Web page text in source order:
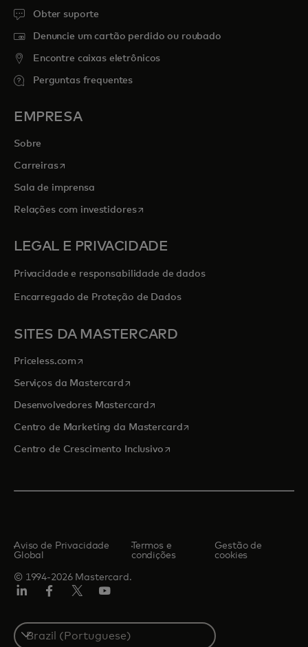
Obter suporte
Denuncie um cartão perdido ou roubado
Encontre caixas eletrônicos
Perguntas frequentes
EMPRESA
Sobre
Carreirasabre em uma nova guia
Sala de imprensa
Relações com investidoresabre em uma nova guia
LEGAL E PRIVACIDADE
Privacidade e responsabilidade de dados
Encarregado de Proteção de Dados
SITES DA MASTERCARD
Priceless.com abre em uma nova guia
Serviços da Mastercardabre em uma nova guia
Desenvolvedores Mastercardabre em uma nova guia
Centro de Marketing da Mastercardabre em uma nova guia
Centro de Crescimento Inclusivoabre em uma nova guia
© 1994-2026 Mastercard.
Aviso de Privacidade
Global
Termos e
condições
Gestão de
cookies
Select
a